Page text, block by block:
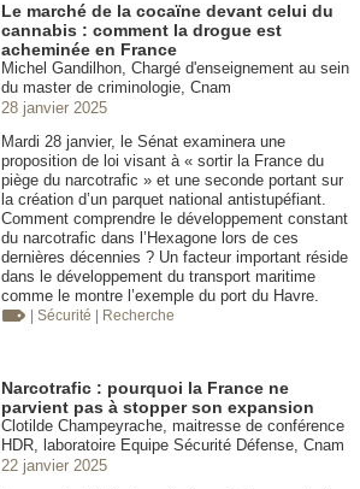
Le marché de la cocaïne devant celui du
cannabis : comment la drogue est
acheminée en France
Michel Gandilhon, Chargé d'enseignement au sein
du master de criminologie, Cnam
28 janvier 2025
Mardi 28 janvier, le Sénat examinera une
proposition de loi visant à « sortir la France du
piège du narcotrafic » et une seconde portant sur
la création d’un parquet national antistupéfiant.
Comment comprendre le développement constant
du narcotrafic dans l’Hexagone lors de ces
dernières décennies ? Un facteur important réside
dans le développement du transport maritime
comme le montre l’exemple du port du Havre.
| Sécurité | Recherche
Narcotrafic : pourquoi la France ne
parvient pas à stopper son expansion
Clotilde Champeyrache, maitresse de conférence
HDR, laboratoire Equipe Sécurité Défense, Cnam
22 janvier 2025